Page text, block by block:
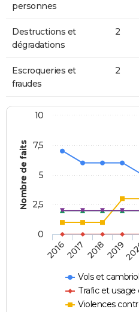
personnes
Destructions et
dégradations
2
Escroqueries et
fraudes
2
Nombre de faits
Vols et
Trafic et
Violences
20162017 20182019
0
2,5
5
7,5
10